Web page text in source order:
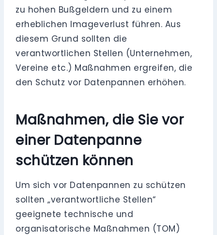
zu hohen Bußgeldern und zu einem
erheblichen Imageverlust führen. Aus
diesem Grund sollten die
verantwortlichen Stellen (Unternehmen,
Vereine etc.) Maßnahmen ergreifen, die
den Schutz vor Datenpannen erhöhen.
Maßnahmen, die Sie vor
einer Datenpanne
schützen können
Um sich vor Datenpannen zu schützen
sollten „verantwortliche Stellen“
geeignete technische und
organisatorische Maßnahmen (TOM)